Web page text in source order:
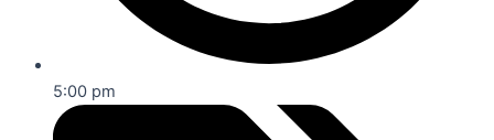
5:00 pm